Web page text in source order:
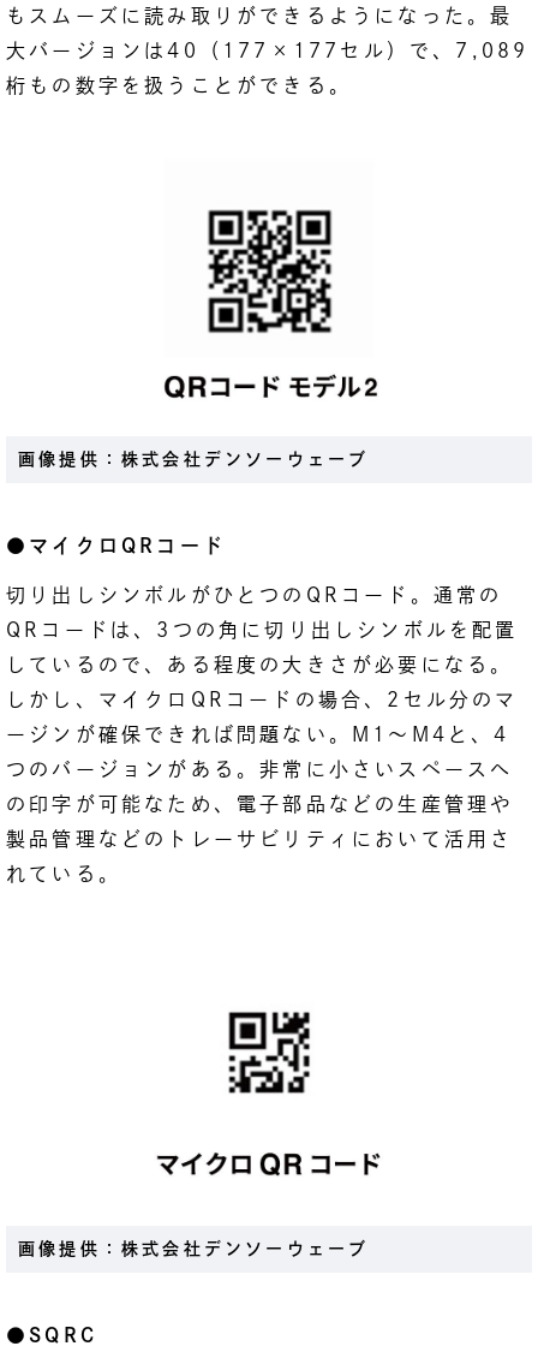
もスムーズに読み取りができるようになった。最
大バージョンは40（177×177セル）で、7,089
桁もの数字を扱うことができる。
画像提供：株式会社デンソーウェーブ
●マイクロQRコード
切り出しシンボルがひとつのQRコード。通常の
QRコードは、3つの角に切り出しシンボルを配置
しているので、ある程度の大きさが必要になる。
しかし、マイクロQRコードの場合、2セル分のマ
ージンが確保できれば問題ない。M1〜M4と、4
つのバージョンがある。非常に小さいスペースへ
の印字が可能なため、電子部品などの生産管理や
製品管理などのトレーサビリティにおいて活用さ
れている。
画像提供：株式会社デンソーウェーブ
●SQRC